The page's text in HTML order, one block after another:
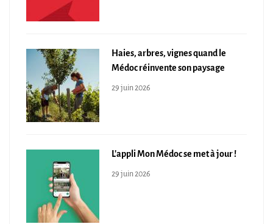
Haies, arbres, vignes quand le
Médoc réinvente son paysage
29 juin 2026
L'appli Mon Médoc se met à jour !
29 juin 2026